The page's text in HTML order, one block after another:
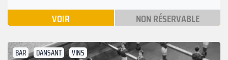
VOIR NON RÉSERVABLE
BAR DANSANT VINS